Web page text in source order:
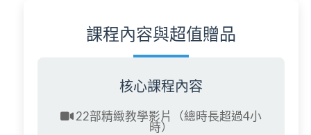
課程內容與超值贈品
核心課程內容
22部精緻教學影片 （總時長超過4小
時）